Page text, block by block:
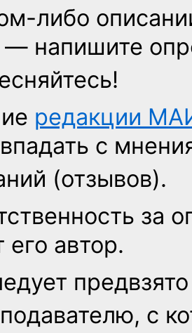
либо
напишите
редакции
с
(отзывов).
за
его автор.
с